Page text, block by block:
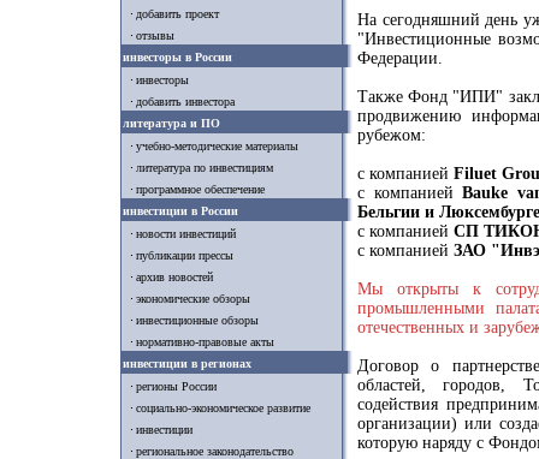
добавить проект
отзывы
инвесторы в России
инвесторы
добавить инвестора
литература и ПО
учебно-методические материалы
литература по инвестициям
программное обеспечение
инвестиции в России
новости инвестиций
публикации прессы
архив новостей
экономические обзоры
инвестиционные обзоры
нормативно-правовые акты
инвестиции в регионах
регионы России
социально-экономическое развитие
инвестиции
региональное законодательство
На сегодняшний день
"Инвестиционные
Федерации.
Также Фонд "ИПИ"
продвижению
рубежом:
с компанией Filuet
с компаниейBauke
Бельгии и Люксембурге
с компанией СП
с компанией ЗАО
Мы открыты к
промышленными
отечественных и
Договор о
областей, городов,
содействия
организации) или
которую наряду с